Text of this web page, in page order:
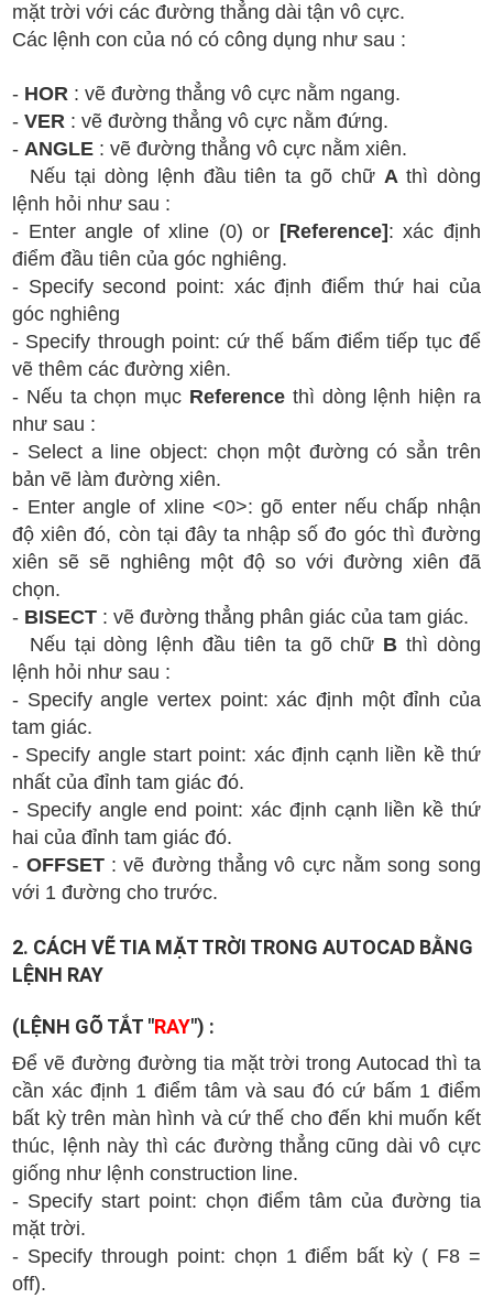
mặt trời với các đường thẳng dài tận vô cực.
Các lệnh con của nó có công dụng như sau :
- HOR : vẽ đường thẳng vô cực nằm ngang.
-VER : vẽ đường thẳng vô cực nằm đứng.
-ANGLE : vẽ đường thẳng vô cực nằm xiên.
Nếu tại dòng lệnh đầu tiên ta gõ chữA thì dòng
lệnh hỏi như sau :
- Enter angle of xline (0) or [Reference] : xác định
điểm đầu tiên của góc nghiêng.
- Specify second point: xác định điểm thứ hai của
góc nghiêng
- Specify through point: cứ thế bấm điểm tiếp tục để
vẽ thêm các đường xiên.
- Nếu ta chọn mục Reference thì dòng lệnh hiện ra
như sau :
- Select a line object: chọn một đường có sẳn trên
bản vẽ làm đường xiên.
- Enter angle of xline <0>: gõ enter nếu chấp nhận
độ xiên đó, còn tại đây ta nhập số đo góc thì đường
xiên sẽ sẽ nghiêng một độ so với đường xiên đã
chọn.
- BISECT : vẽ đường thẳng phân giác của tam giác.
Nếu tại dòng lệnh đầu tiên ta gõ chữ B thì dòng
lệnh hỏi như sau :
- Specify angle vertex point: xác định một đỉnh của
tam giác.
- Specify angle start point: xác định cạnh liền kề thứ
nhất của đỉnh tam giác đó.
- Specify angle end point: xác định cạnh liền kề thứ
hai của đỉnh tam giác đó.
- OFFSET: vẽ đường thẳng vô cực nằm song song
với 1 đường cho trước.
2. CÁCH VẼ TIA MẶT TRỜI TRONG AUTOCAD BẰNG
LỆNH RAY
(LỆNH GÕ TẮT "RAY") :
Để vẽ đường đường tia mặt trời trong Autocad thì ta
cần xác định 1 điểm tâm và sau đó cứ bấm 1 điểm
bất kỳ trên màn hình và cứ thế cho đến khi muốn kết
thúc, lệnh này thì các đường thẳng cũng dài vô cực
giống như lệnh construction line.
- Specify start point: chọn điểm tâm của đường tia
mặt trời.
- Specify through point: chọn 1 điểm bất kỳ ( F8 =
off).